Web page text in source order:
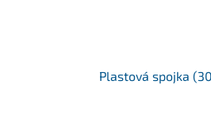
Plastová spojka